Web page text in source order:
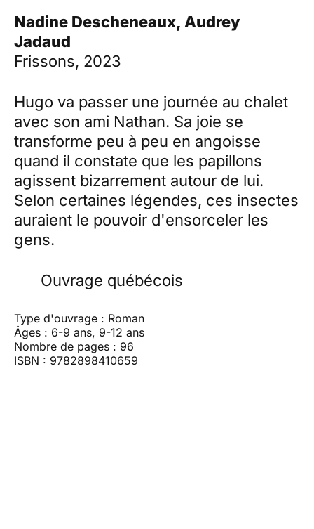
Nadine Descheneaux, Audrey
Jadaud
Frissons, 2023
Hugo va passer une journée au chalet
avec son ami Nathan. Sa joie se
transforme peu à peu en angoisse
quand il constate que les papillons
agissent bizarrement autour de lui.
Selon certaines légendes, ces insectes
auraient le pouvoir d'ensorceler les
gens.
Ouvrage québécois
Type d'ouvrage : Roman
Âges : 6-9 ans, 9-12 ans
Nombre de pages : 96
ISBN : 9782898410659